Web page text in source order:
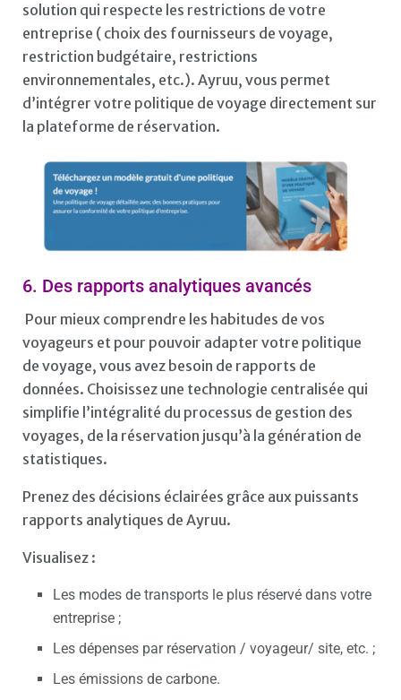
solution qui respecte les restrictions de votre
entreprise ( choix des fournisseurs de voyage,
restriction budgétaire, restrictions
environnementales, etc.). Ayruu, vous permet
d’intégrer votre politique de voyage directement sur
la plateforme de réservation.
6. Des rapports analytiques avancés
Pour mieux comprendre les habitudes de vos
voyageurs et pour pouvoir adapter votre politique
de voyage, vous avez besoin de rapports de
données. Choisissez une technologie centralisée qui
simplifie l’intégralité du processus de gestion des
voyages, de la réservation jusqu’à la génération de
statistiques.
Prenez des décisions éclairées grâce aux puissants
rapports analytiques de Ayruu.
Visualisez :
Les modes de transports le plus réservé dans votre
entreprise ;
Les dépenses par réservation / voyageur/ site, etc. ;
Les émissions de carbone.